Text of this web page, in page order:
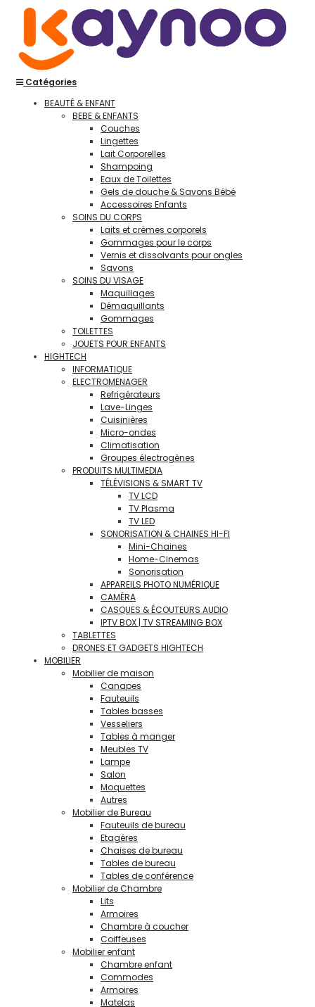
Catégories
BEAUTÉ & ENFANT
BEBE & ENFANTS
Couches
Lingettes
Lait Corporelles
Shampoing
Eaux de Toilettes
Gels de douche & Savons Bébé
Accessoires Enfants
SOINS DU CORPS
Laits et crèmes corporels
Gommages pour le corps
Vernis et dissolvants pour ongles
Savons
SOINS DU VISAGE
Maquillages
Démaquillants
Gommages
TOILETTES
JOUETS POUR ENFANTS
HIGHTECH
INFORMATIQUE
ELECTROMENAGER
Refrigérateurs
Lave-Linges
Cuisinières
Micro-ondes
Climatisation
Groupes électrogènes
PRODUITS MULTIMEDIA
TÉLÉVISIONS & SMART TV
TV LCD
TV Plasma
TV LED
SONORISATION & CHAINES HI-FI
Mini-Chaines
Home-Cinemas
Sonorisation
APPAREILS PHOTO NUMÉRIQUE
CAMÉRA
CASQUES & ÉCOUTEURS AUDIO
IPTV BOX | TV STREAMING BOX
TABLETTES
DRONES ET GADGETS HIGHTECH
MOBILIER
Mobilier de maison
Canapes
Fauteuils
Tables basses
Vesseliers
Tables à manger
Meubles TV
Lampe
Salon
Moquettes
Autres
Mobilier de Bureau
Fauteuils de bureau
Etagéres
Chaises de bureau
Tables de bureau
Tables de conférence
Mobilier de Chambre
Lits
Armoires
Chambre à coucher
Coiffeuses
Mobilier enfant
Chambre enfant
Commodes
Armoires
Matelas